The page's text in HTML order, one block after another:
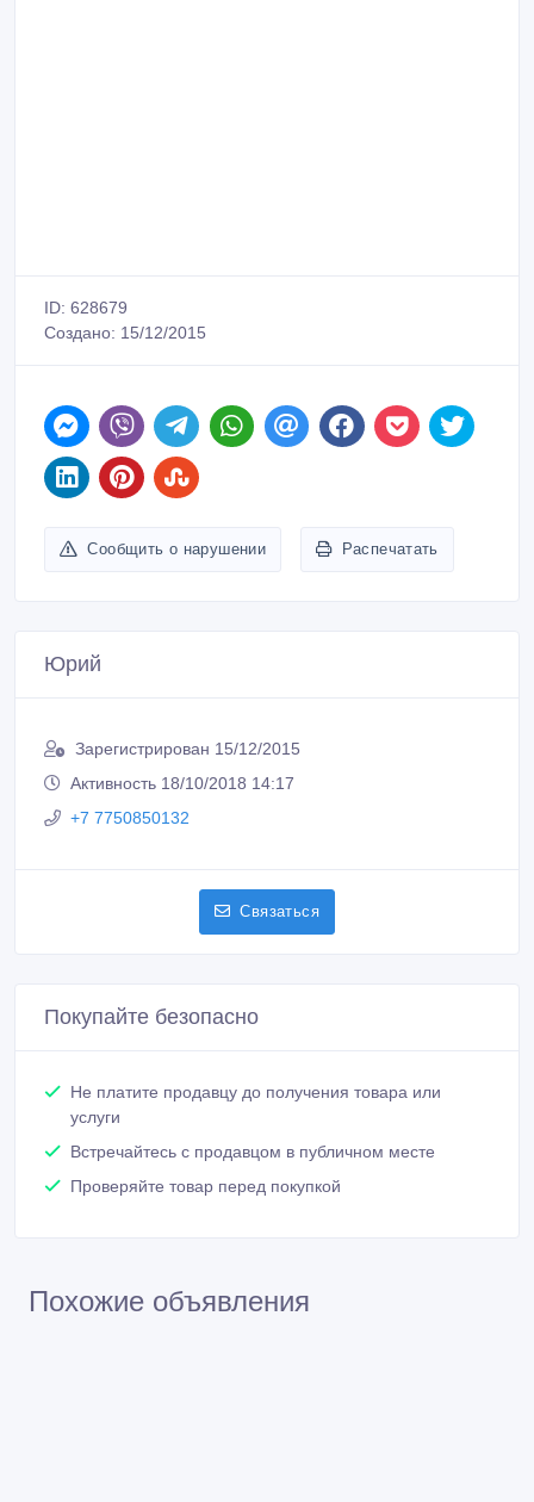
ID: 628679
Создано: 15/12/2015
Сообщить о нарушении Распечатать
Юрий
Зарегистрирован 15/12/2015
Активность 18/10/2018 14:17
+7 7750850132
Связаться
Покупайте безопасно
Не платите продавцу до получения товара или
услуги
Встречайтесь с продавцом в публичном месте
Проверяйте товар перед покупкой
Похожие объявления